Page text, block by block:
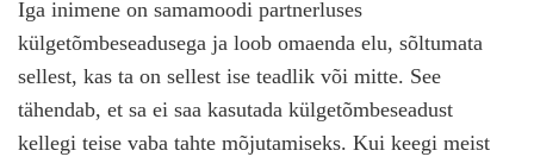
Iga inimene on samamoodi partnerluses
külgetõmbeseadusega ja loob omaenda elu, sõltumata
sellest, kas ta on sellest ise teadlik või mitte. See
tähendab, et sa ei saa kasutada külgetõmbeseadust
kellegi teise vaba tahte mõjutamiseks. Kui keegi meist